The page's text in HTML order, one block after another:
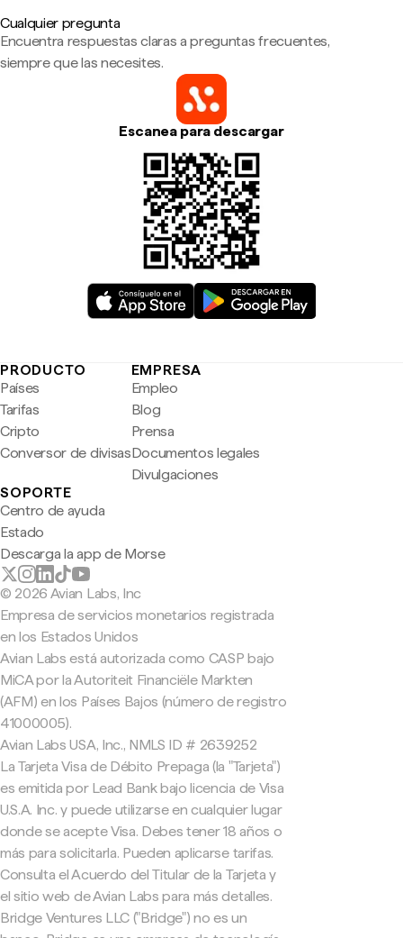
Cualquier pregunta
Encuentra respuestas claras a preguntas frecuentes,
siempre que las necesites.
Escanea para descargar
PRODUCTO
Países
Tarifas
Cripto
Conversor de divisas
EMPRESA
Empleo
Blog
Prensa
Documentos legales
Divulgaciones
SOPORTE
Centro de ayuda
Estado
Descarga la app de Morse
© 2026 Avian Labs, Inc
Empresa de servicios monetarios registrada
en los Estados Unidos
Avian Labs está autorizada como CASP bajo
MiCA por la Autoriteit Financiële Markten
(AFM) en los Países Bajos (número de registro
41000005).
Avian Labs USA, Inc., NMLS ID # 2639252
La Tarjeta Visa de Débito Prepaga (la "Tarjeta")
es emitida por Lead Bank bajo licencia de Visa
U.S.A. Inc. y puede utilizarse en cualquier lugar
donde se acepte Visa. Debes tener 18 años o
más para solicitarla. Pueden aplicarse tarifas.
Consulta el Acuerdo del Titular de la Tarjeta y
el sitio web de Avian Labs para más detalles.
Bridge Ventures LLC ("Bridge") no es un